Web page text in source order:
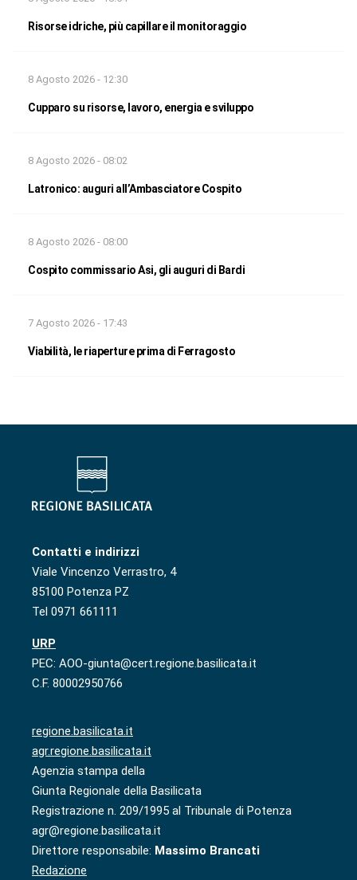
Risorse idriche, più capillare il monitoraggio
8 Agosto 2026 - 12:30
Cupparo su risorse, lavoro, energia e sviluppo
8 Agosto 2026 - 08:02
Latronico: auguri all’Ambasciatore Cospito
8 Agosto 2026 - 08:00
Cospito commissario Asi, gli auguri di Bardi
7 Agosto 2026 - 17:43
Viabilità, le riaperture prima di Ferragosto
Contatti e indirizzi
Viale Vincenzo Verrastro, 4
85100 Potenza PZ
Tel 0971 661111
URP
PEC: AOO-giunta@cert.regione.basilicata.it
C.F. 80002950766
regione.basilicata.it
agr.regione.basilicata.it
Agenzia stampa della
Giunta Regionale della Basilicata
Registrazione n. 209/1995 al Tribunale di Potenza
agr@regione.basilicata.it
Direttore responsabile: Massimo Brancati
Redazione